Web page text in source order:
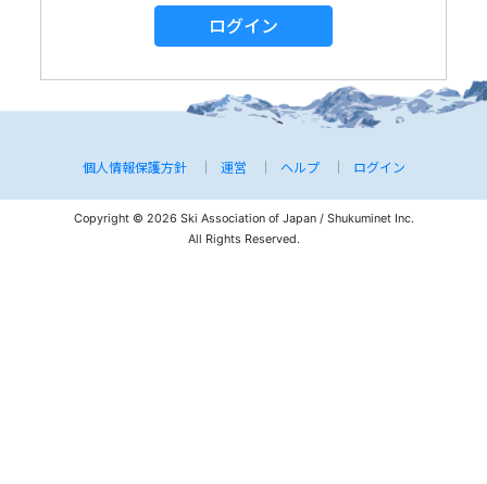
ログイン
個人情報保護方針 運営 ヘルプ ログイン
Copyright © 2026 Ski Association of Japan / Shukuminet Inc.
All Rights Reserved.